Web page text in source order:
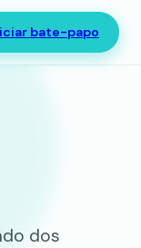
bate-papo
dos